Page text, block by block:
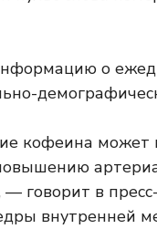
о
кофеина может
говорит в
внутренней